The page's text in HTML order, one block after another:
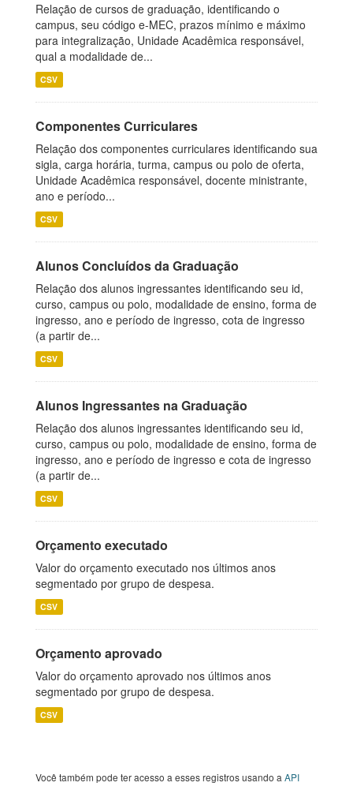
Relação de cursos de graduação, identificando o
campus, seu código e-MEC, prazos mínimo e máximo
para integralização, Unidade Acadêmica responsável,
qual a modalidade de...
CSV
Componentes Curriculares
Relação dos componentes curriculares identificando sua
sigla, carga horária, turma, campus ou polo de oferta,
Unidade Acadêmica responsável, docente ministrante,
ano e período...
CSV
Alunos Concluídos da Graduação
Relação dos alunos ingressantes identificando seu id,
curso, campus ou polo, modalidade de ensino, forma de
ingresso, ano e período de ingresso, cota de ingresso
(a partir de...
CSV
Alunos Ingressantes na Graduação
Relação dos alunos ingressantes identificando seu id,
curso, campus ou polo, modalidade de ensino, forma de
ingresso, ano e período de ingresso e cota de ingresso
(a partir de...
CSV
Orçamento executado
Valor do orçamento executado nos últimos anos
segmentado por grupo de despesa.
CSV
Orçamento aprovado
Valor do orçamento aprovado nos últimos anos
segmentado por grupo de despesa.
CSV
Você também pode ter acesso a esses registros usando a API